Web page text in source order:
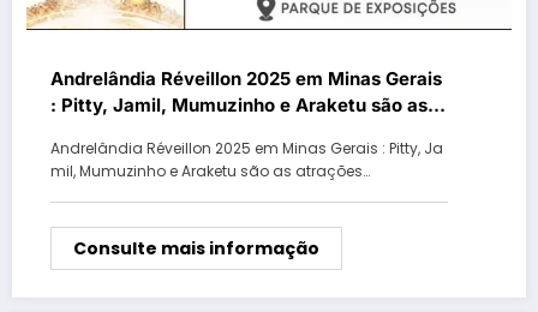
Andrelândia Réveillon 2025 em Minas Gerais
: Pitty, Jamil, Mumuzinho e Araketu são as
Andrelândia Réveillon 2025 em Minas Gerais : Pitty, Ja
mil, Mumuzinho e Araketu são as atrações…
Consulte mais informação